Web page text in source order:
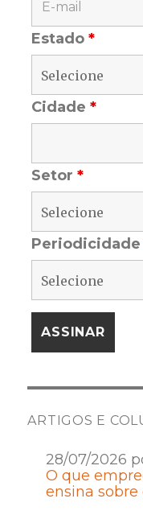
Estado*
Cidade*
Setor*
ARTIGOS E
28/07/2026
O que
ensina